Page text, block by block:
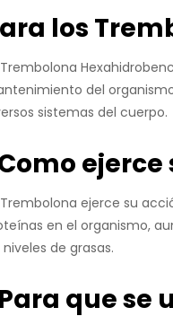
los
del
sistemas del cuerpo.
ejerce su
en el organismo,
niveles de grasas.
que se